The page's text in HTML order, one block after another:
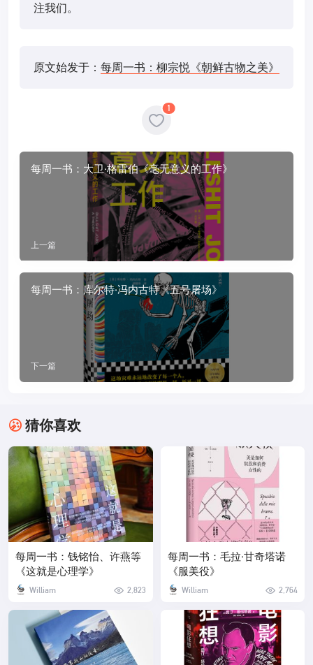
注我们。
原文始发于： 每周一书：柳宗悦《朝鲜古物之美》
1
每周一书：大卫·格雷伯《毫无意义的工作》
上一篇
每周一书：库尔特·冯内古特《五号屠场》
下一篇
猜你喜欢
每周一书：钱铭怡、许燕等
《这就是心理学》
William 2,823
每周一书：毛拉·甘奇塔诺
《服美役》
William 2,764